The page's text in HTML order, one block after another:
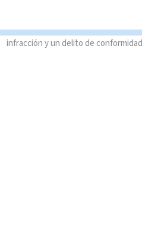
Queda prohibida la reproducción
que es propiedad de TELEDIARIO;
infracción y un delito de